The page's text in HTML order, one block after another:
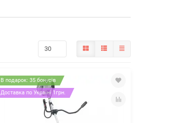
В подарок: 35 бонусів
Доставка по Україні 1грн.